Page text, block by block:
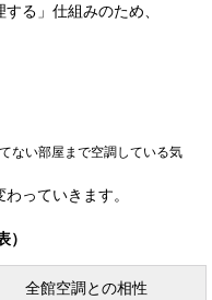
る」仕組みのため、
ない部屋まで空調している気
っていきます。
）
全館空調との相性